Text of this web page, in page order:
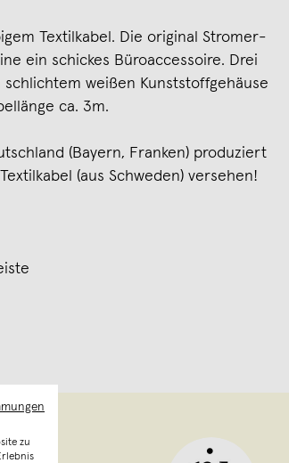
Textilkabel. Die original Stromer-
ein schickes Büroaccessoire. Drei
weißen Kunststoffgehäuse
ca. 3m.
(Bayern, Franken) produziert
(aus Schweden) versehen!
zu